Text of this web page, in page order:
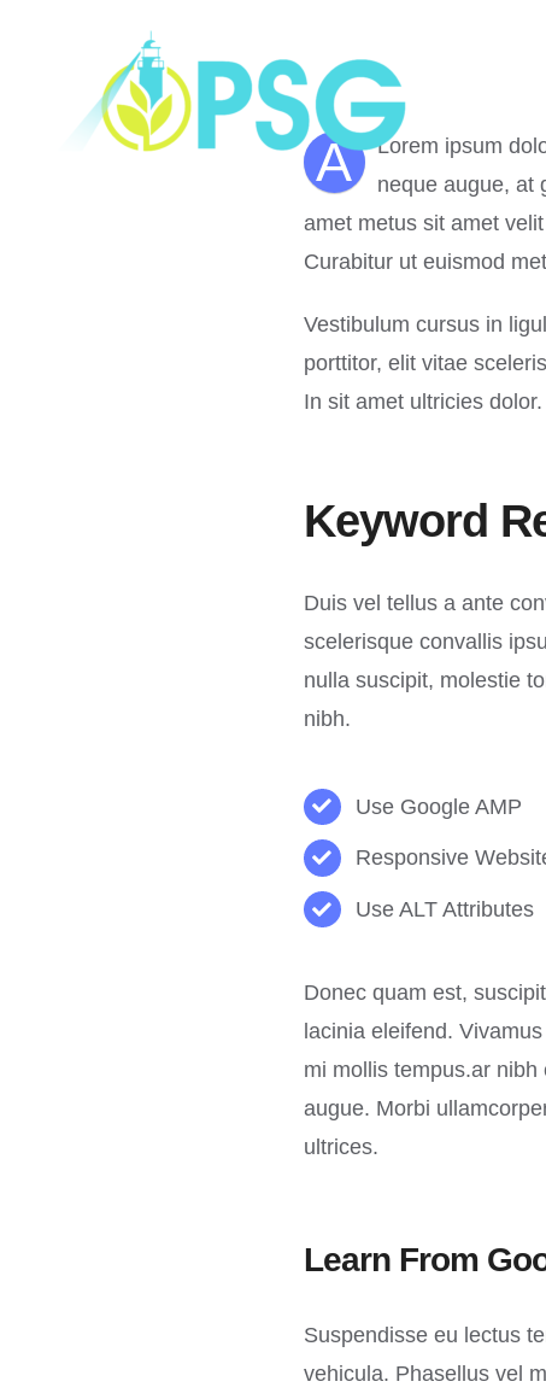
A
Lorem ipsum
neque augue, at
amet metus sit amet
Curabitur ut euismod
Vestibulum cursus in
porttitor, elit vitae
In sit amet ultricies
Keyword
Duis vel tellus a ante
scelerisque convallis
nulla suscipit, molestie
nibh.
Use Google AMP
Responsive
Use ALT Attributes
Donec quam est,
lacinia eleifend.
mi mollis tempus.ar
augue. Morbi
ultrices.
Learn From
Suspendisse eu lectus
vehicula. Phasellus vel